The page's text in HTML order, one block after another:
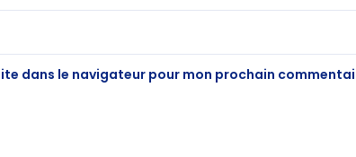
dans le navigateur pour mon prochain